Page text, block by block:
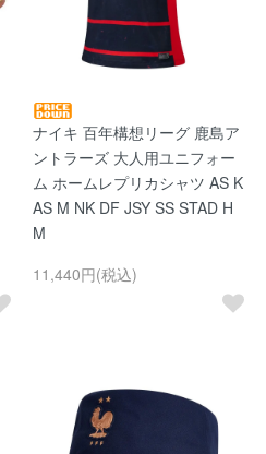
ナイキ 百年構想リーグ 鹿島ア
ントラーズ 大人用ユニフォー
ム ホームレプリカシャツ AS K
AS M NK DF JSY SS STAD H
M
11,440円(税込)